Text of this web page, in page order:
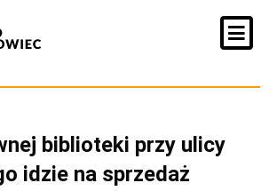
biblioteki przy ulicy
idzie na sprzedaż